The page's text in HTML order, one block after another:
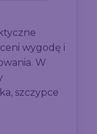
wygodę i
W
szczypce